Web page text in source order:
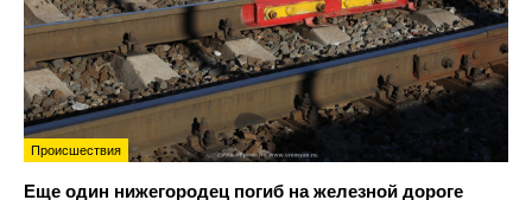
Происшествия
Еще один нижегородец погиб на железной дороге